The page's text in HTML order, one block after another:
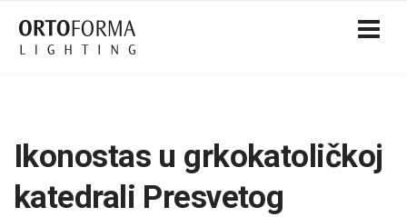
Ikonostas u grkokatoličkoj
katedrali Presvetog